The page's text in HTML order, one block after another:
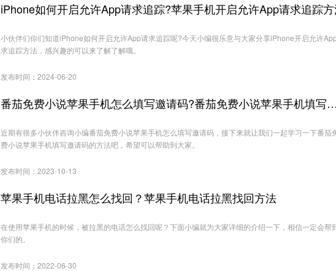
iPhone如何开启允许App请求追踪?苹果手机开启允许App请求追踪
小伙伴们你们知道iPhone如何开启允许App请求追踪呢?今天小编很乐意与大家分享iPhone开启允许
求追踪方法，感兴趣的可以来了解了解哦。
发布时间：2024-06-20
番茄免费小说苹果手机怎么填写邀请码?番茄免费小说苹果手机填写邀请码的方法
近期有很多小伙伴咨询小编番茄免费小说苹果手机怎么填写邀请码，接下来就让我们一起学习一下番茄
费小说苹果手机填写邀请码的方法吧，希望可以帮助到大家。
发布时间：2023-10-13
苹果手机电话拉黑怎么找回？苹果手机电话拉黑找回方法
在使用苹果手机的时候，被拉黑的电话怎么找回呢？下面小编就为大家详细的介绍一下，相信一定会帮
你们的。
发布时间：2022-06-30